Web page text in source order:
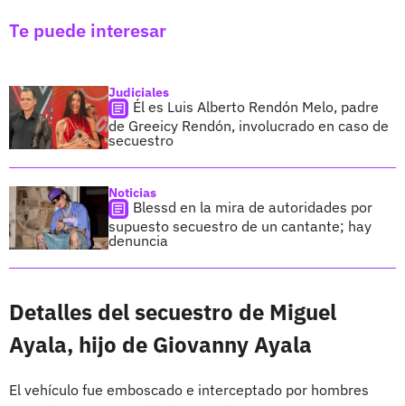
Te puede interesar
Judiciales
Él es Luis Alberto Rendón Melo, padre
de Greeicy Rendón, involucrado en caso de
secuestro
Noticias
Blessd en la mira de autoridades por
supuesto secuestro de un cantante; hay
denuncia
Detalles del secuestro de Miguel
Ayala, hijo de Giovanny Ayala
El vehículo fue emboscado e interceptado por hombres